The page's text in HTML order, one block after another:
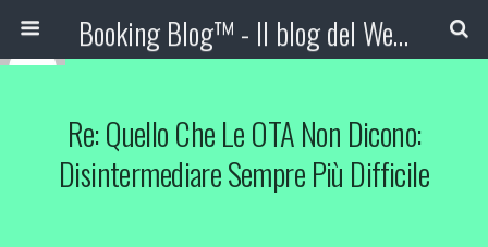
Booking Blog™ - Il blog del Web Marketing Turistico
Re: Quello Che Le OTA Non Dicono:
Disintermediare Sempre Più Difficile